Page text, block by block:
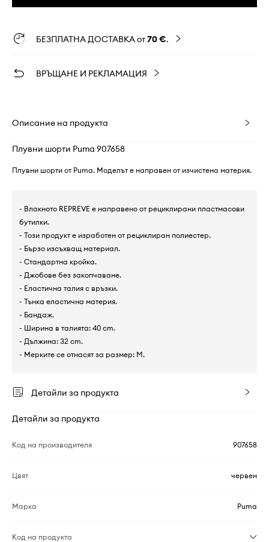
БЕЗПЛАТНА ДОСТАВКА от70 €.
ВРЪЩАНЕ И РЕКЛАМАЦИЯ
Описание на продукта
Плувни шорти Puma 907658
Плувни шорти от Puma. Моделът е направен от изчистена материя.
- Влакното REPREVE е направено от рециклирани пластмасови
бутилки.
- Този продукт е изработен от рециклиран полиестер.
- Бързо изсъхващ материал.
- Стандартна кройка.
- Джобове без закопчаване.
- Еластична талия с връзки.
- Тънка еластична материя.
- Бандаж.
- Ширина в талията: 40 cm.
- Дължина: 32 cm.
- Мерките се отнасят за размер: M.
Детайли за продукта
Детайли за продукта
Код на производителя 907658
Цвят червен
Марка Puma
Код на продукта